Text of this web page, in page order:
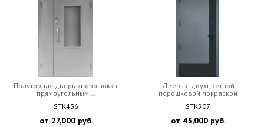
Полуторная дверь «порошок» с
прямоугольным...
STK436
от 27,000руб.
Дверь с двухцветной
порошковой покраской
STK507
от 45,000руб.